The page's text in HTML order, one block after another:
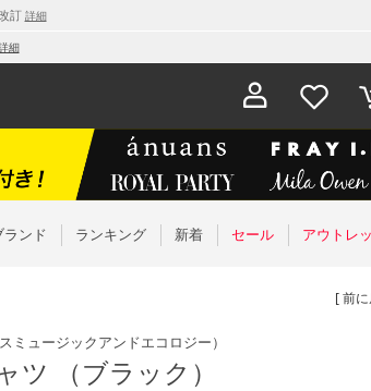
訂 詳細
細
お気に入
り
カ
ランド ランキング 新着 セール アウトレ
[ 前
スミュージックアンドエコロジー）
ツ （ブラック）